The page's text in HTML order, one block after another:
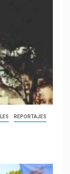
REPORTAJES